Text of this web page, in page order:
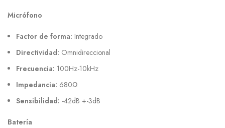
Micrófono
Factor de forma: Integrado
Directividad: Omnidireccional
Frecuencia: 100Hz-10kHz
Impedancia: 680Ω
Sensibilidad: -42dB +-3dB
Batería